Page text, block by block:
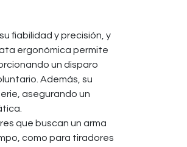
fiabilidad y precisión, y
ergonómica permite
un disparo
Además, su
asegurando un
que buscan un arma
como para tiradores